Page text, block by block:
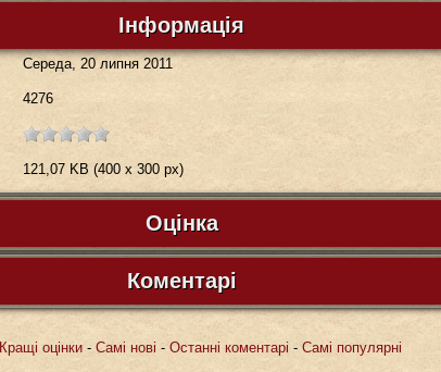
Інформація
Середа, 20 липня 2011
4276
121,07 KB (400 x 300 px)
Оцінка
Будь ласка, зареєструйтесь...
Коментарі
Кращі оцінки - Самі нові - Останні коментарі - Самі популярні